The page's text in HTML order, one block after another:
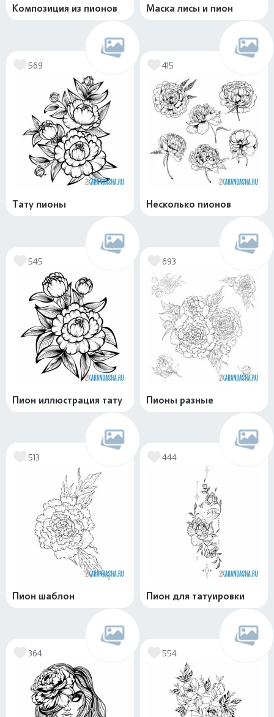
Композиция из пионов Маска лисы и пион
569
Тату пионы
415
Несколько пионов
545
Пион иллюстрация тату
693
Пионы разные
513
Пион шаблон
444
Пион для татуировки
364 554